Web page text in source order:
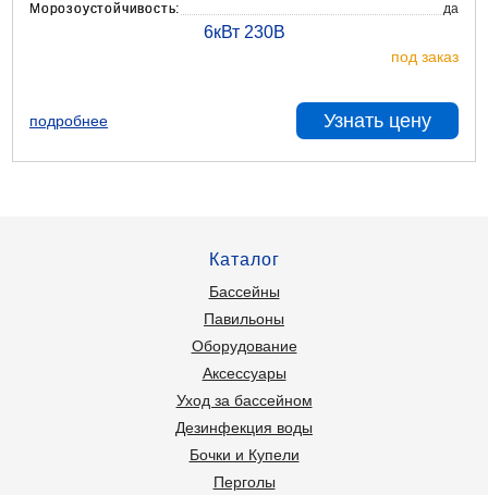
Морозоустойчивость:
да
под заказ
подробнее Узнать цену
Каталог
Бассейны
Павильоны
Оборудование
Аксессуары
Уход за бассейном
Дезинфекция воды
Бочки и Купели
Перголы